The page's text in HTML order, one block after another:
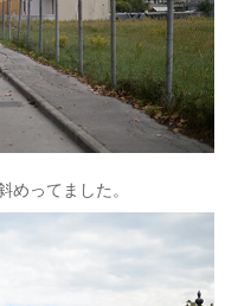
めってました。